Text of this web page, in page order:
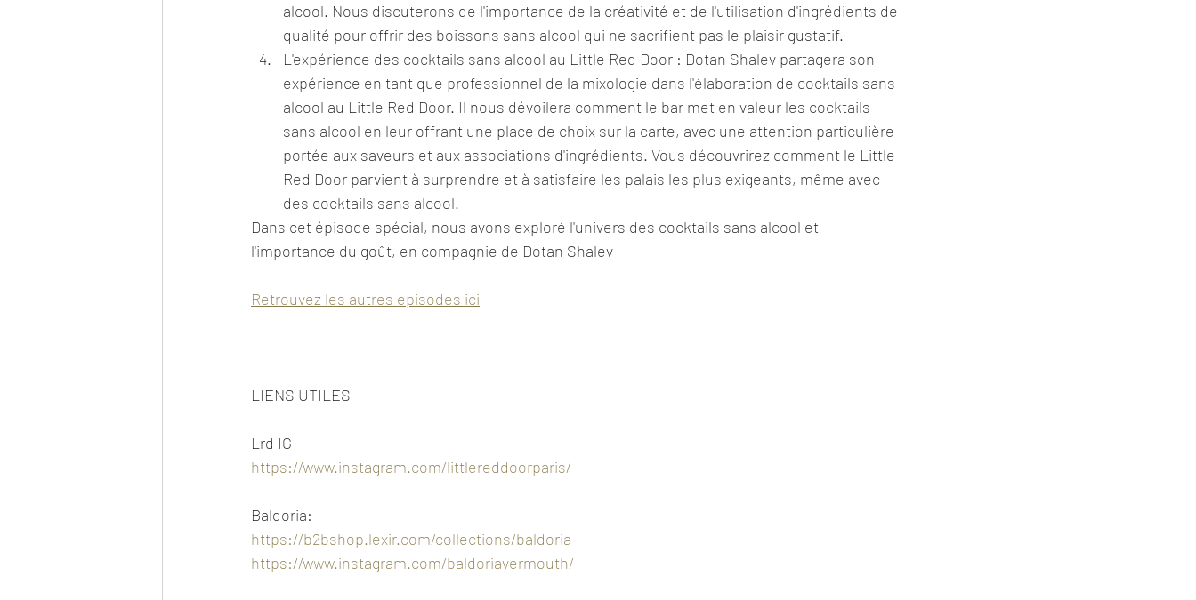
alcool. Nous discuterons de l'importance de la créativité et de l'utilisation d'ingrédients de
qualité pour offrir des boissons sans alcool qui ne sacrifient pas le plaisir gustatif.
L'expérience des cocktails sans alcool au Little Red Door : Dotan Shalev partagera son
expérience en tant que professionnel de la mixologie dans l'élaboration de cocktails sans
alcool au Little Red Door. Il nous dévoilera comment le bar met en valeur les cocktails
sans alcool en leur offrant une place de choix sur la carte, avec une attention particulière
portée aux saveurs et aux associations d'ingrédients. Vous découvrirez comment le Little
Red Door parvient à surprendre et à satisfaire les palais les plus exigeants, même avec
des cocktails sans alcool.
Dans cet épisode spécial, nous avons exploré l'univers des cocktails sans alcool et
l'importance du goût, en compagnie de Dotan Shalev
Retrouvez les autres episodes ici
LIENS UTILES
Lrd IG
https://www.instagram.com/littlereddoorparis/
Baldoria:
https://b2bshop.lexir.com/collections/baldoria
https://www.instagram.com/baldoriavermouth/